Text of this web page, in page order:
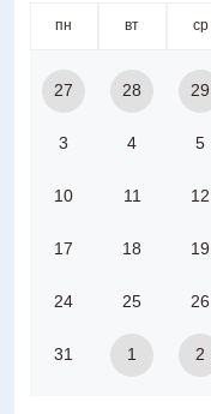
пн вт ср
27 28 29
3 4 5
10 11 12
17 18 19
24 25 26
31 1 2